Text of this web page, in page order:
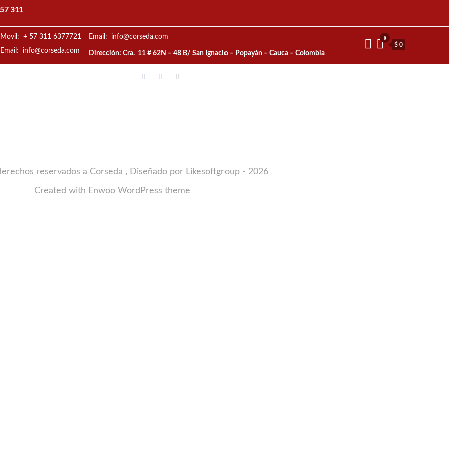
311
Movil: + 57 311 6377721
Email: info@corseda.com
Email: info@corseda.com
Dirección: Cra. 11 # 62N – 48 B/ San Ignacio – Popayán – Cauca – Colombia
0
$ 0
reservados a Corseda , Diseñado por Likesoftgroup - 2026
Created with Enwoo WordPress theme